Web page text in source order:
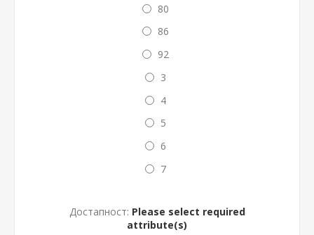
80
86
92
3
4
5
6
7
Достапност: Please select required
attribute(s)